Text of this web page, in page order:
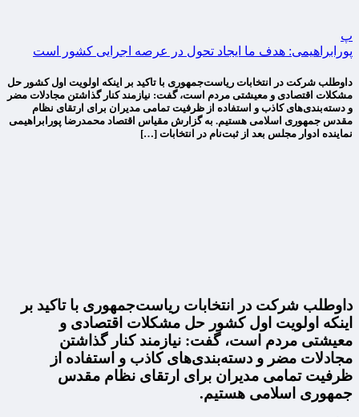
پ
پورابراهیمی: هدف ما ایجاد تحول در عرصه اجرایی کشور است
داوطلب شرکت در انتخابات ریاست‌جمهوری با تاکید بر اینکه اولویت اول کشور حل
مشکلات اقتصادی و معیشتی مردم است، گفت: نیازمند کنار گذاشتن مجادلات مضر
و دسته‌بندی‌های کاذب و استفاده از ظرفیت تمامی مدیران برای ارتقای نظام
مقدس جمهوری اسلامی هستیم. به گزارش مقیاس اقتصاد محمدرضا پورابراهیمى
نماینده ادوار مجلس بعد از ثبت‌نام در انتخابات […]
داوطلب شرکت در انتخابات ریاست‌جمهوری با تاکید بر
اینکه اولویت اول کشور حل مشکلات اقتصادی و
معیشتی مردم است، گفت: نیازمند کنار گذاشتن
مجادلات مضر و دسته‌بندی‌های کاذب و استفاده از
ظرفیت تمامی مدیران برای ارتقای نظام مقدس
جمهوری اسلامی هستیم.